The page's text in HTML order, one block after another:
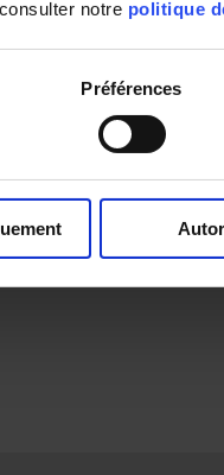
notre politique
Préférences